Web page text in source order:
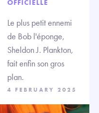
OFFICIELLE
Le plus petit ennemi
de Bob l'éponge,
Sheldon J. Plankton,
fait enfin son gros
plan.
4 FEBRUARY 2025